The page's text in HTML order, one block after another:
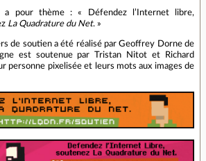
a pour thème : « Défendez l’Internet libre,
La Quadrature du Net. »
de soutien a été réalisé par Geoffrey Dorne de
est soutenue par Tristan Nitot et Richard
personne pixelisée et leurs mots aux images de